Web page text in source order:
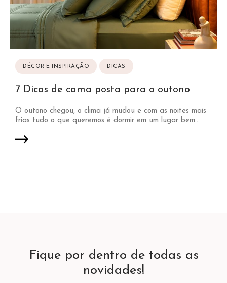
DÉCOR E INSPIRAÇÃO DICAS
7 Dicas de cama posta para o outono
O outono chegou, o clima já mudou e com as noites mais
frias tudo o que queremos é dormir em um lugar bem...
Fique por dentro de todas as
novidades!